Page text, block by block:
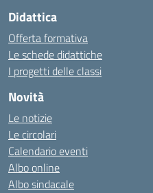
Didattica
Offerta formativa
Le schede didattiche
I progetti delle classi
Novità
Le notizie
Le circolari
Calendario eventi
Albo online
Albo sindacale